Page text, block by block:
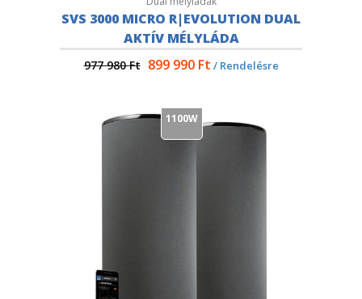
SVS 3000 MICRO R|EVOLUTION DUAL
AKTÍV MÉLYLÁDA
977 980Ft 899 990 Ft / Rendelésre
1100W